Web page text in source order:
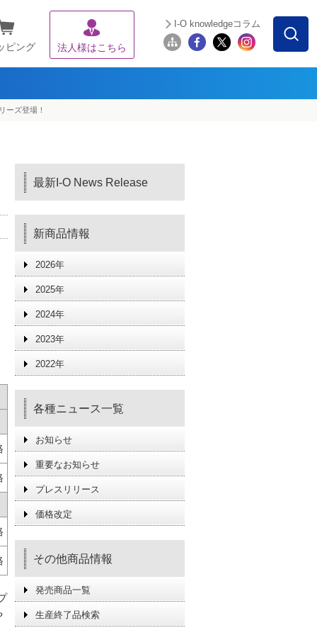
ピング 法人様はこちら
I-O knowledgeコラム
ーズ登場！
最新I-O News Release
新商品情報
2026年
2025年
2024年
2023年
2022年
各種ニュース一覧
お知らせ
重要なお知らせ
プレスリリース
価格改定
その他商品情報
発売商品一覧
生産終了品検索